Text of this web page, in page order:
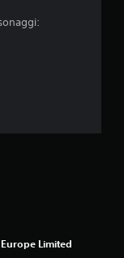
Limited